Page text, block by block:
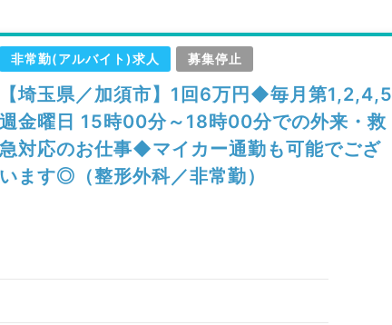
非常勤(アルバイト)求人 募集停止
【埼玉県／加須市】1回6万円◆毎月第1,2,4,5
週金曜日 15時00分～18時00分での外来・救
急対応のお仕事◆マイカー通勤も可能でござ
います◎（整形外科／非常勤）